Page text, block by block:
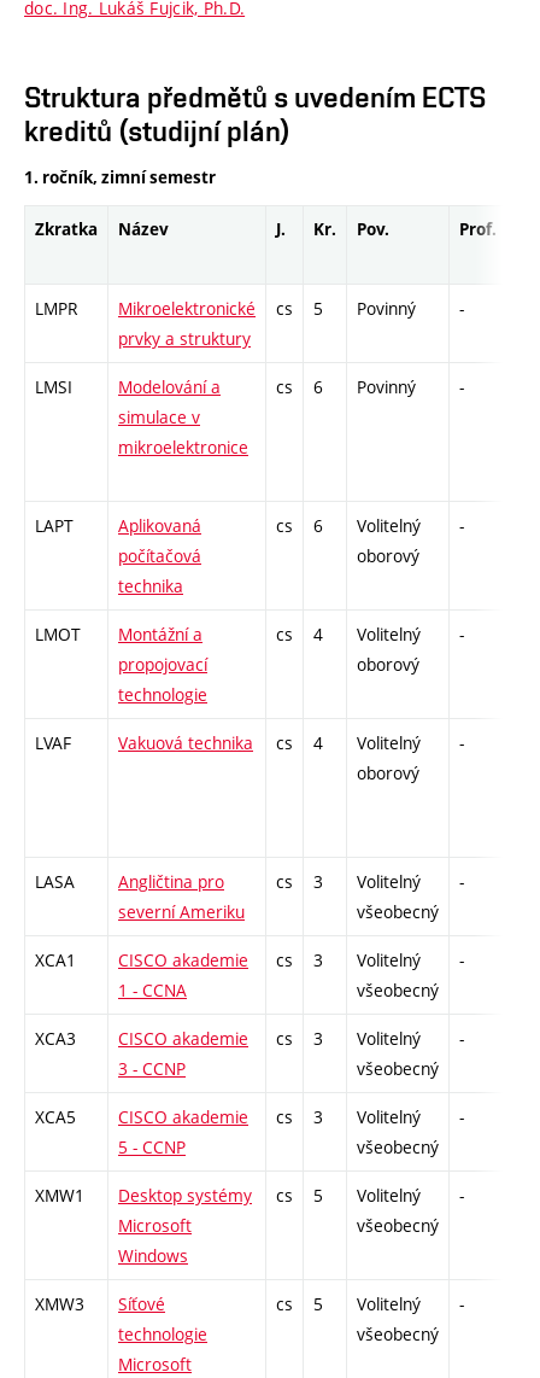
doc. Ing. Lukáš Fujcik, Ph.D.
Struktura předmětů s uvedením ECTS
kreditů (studijní plán)
1. ročník, zimní semestr
Zkratka Název J. Kr. Pov. Prof.
LMPR
Mikroelektronické
prvky a struktury
cs 5 Povinný -
LMSI
Modelování a
simulace v
mikroelektronice
cs 6 Povinný -
LAPT
Aplikovaná
počítačová
technika
cs 6
Volitelný
oborový
-
LMOT
Montážní a
propojovací
technologie
cs 4
Volitelný
oborový
-
LVAF Vakuová technika cs 4
Volitelný
oborový
-
LASA
Angličtina pro
severní Ameriku
cs 3
Volitelný
všeobecný
-
XCA1
CISCO akademie
1 - CCNA
cs 3
Volitelný
všeobecný
-
XCA3
CISCO akademie
3 - CCNP
cs 3
Volitelný
všeobecný
-
XCA5
CISCO akademie
5 - CCNP
cs 3
Volitelný
všeobecný
-
XMW1
Desktop systémy
Microsoft
Windows
cs 5
Volitelný
všeobecný
-
XMW3
Síťové
technologie
Microsoft
cs 5
Volitelný
všeobecný
-